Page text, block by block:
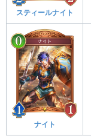
スティールナイト
ナイト